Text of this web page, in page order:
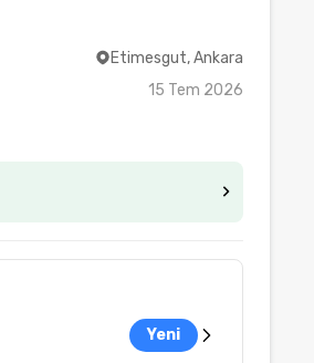
Etimesgut, Ankara
15 Tem 2026
Yeni